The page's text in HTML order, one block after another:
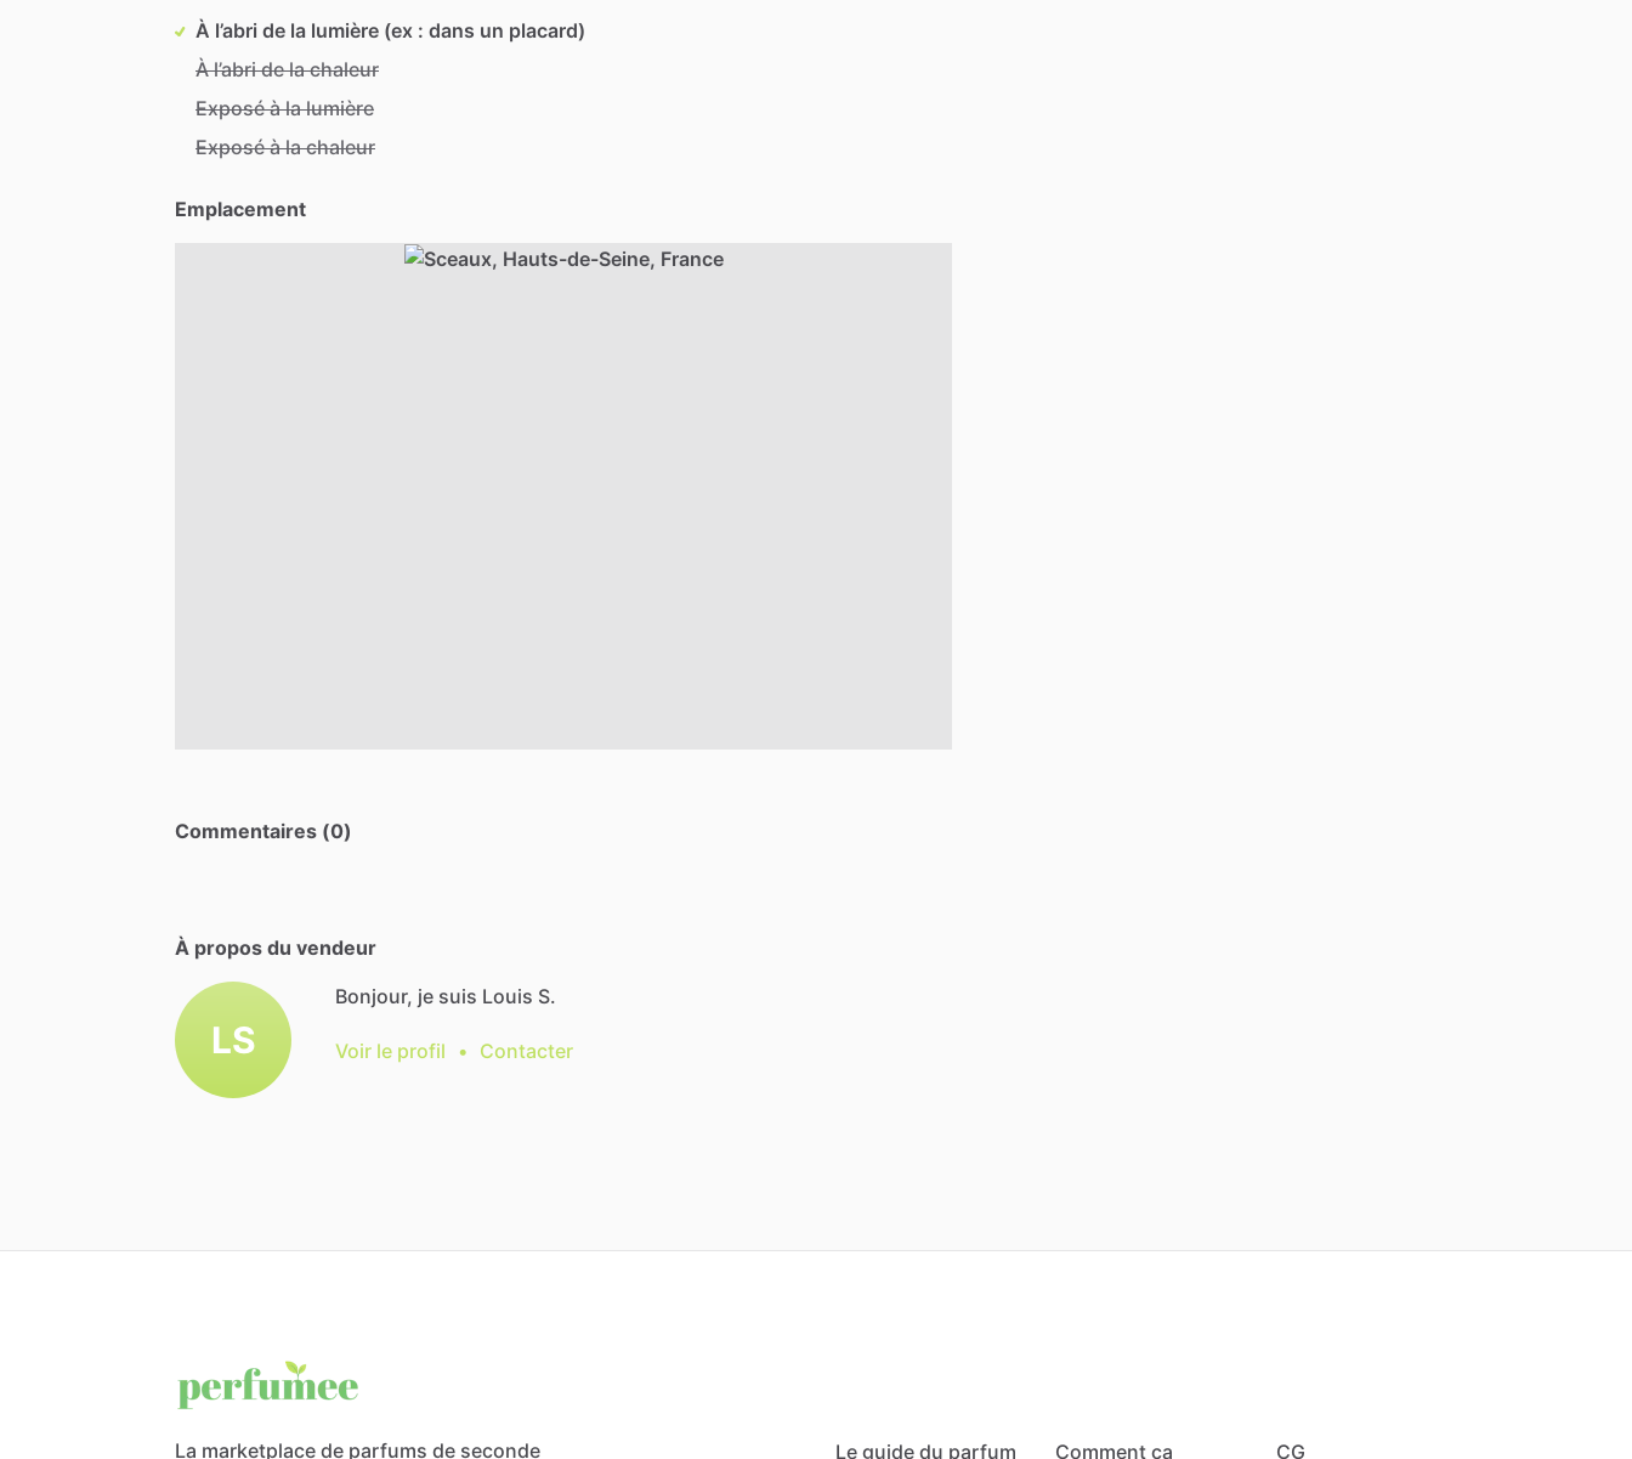
À l’abri de la lumière (ex : dans un placard)
À l’abri de la chaleur
Exposé à la lumière
Exposé à la chaleur
Emplacement
Commentaires (0)
À propos du vendeur
LS
Bonjour, je suis Louis S.
Voir le profil • Contacter
La marketplace de parfums de seconde Le guide du parfum Comment ça CG